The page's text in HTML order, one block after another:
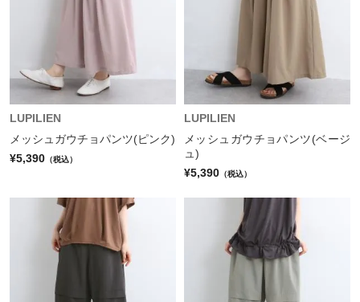
LUPILIEN
メッシュガウチョパンツ(ピンク)
¥5,390 （税込）
LUPILIEN
メッシュガウチョパンツ(ベージ
ュ)
¥5,390 （税込）